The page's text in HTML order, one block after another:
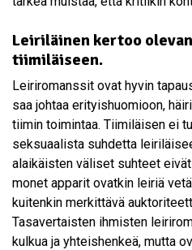
Leiriläinen kertoo
tiimiläiseen.
Leiriromanssit ovat hyvin
saa johtaa erityishuomioon,
tiimin toimintaa. Tiimiläisen ei
seksuaalista suhdetta
alaikäisten väliset suhteet
monet apparit ovatkin leiriä
kuitenkin merkittävä
Tasavertaisten ihmisten
kulkua ja yhteishenkeä, mutta